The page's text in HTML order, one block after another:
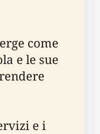
come
e le sue
e i